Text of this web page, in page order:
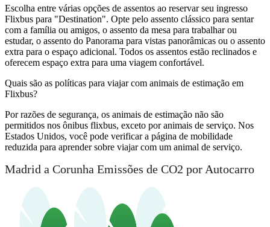
Escolha entre várias opções de assentos ao reservar seu ingresso
Flixbus para "Destination". Opte pelo assento clássico para sentar
com a família ou amigos, o assento da mesa para trabalhar ou
estudar, o assento do Panorama para vistas panorâmicas ou o assento
extra para o espaço adicional. Todos os assentos estão reclinados e
oferecem espaço extra para uma viagem confortável.
Quais são as políticas para viajar com animais de estimação em
Flixbus?
Por razões de segurança, os animais de estimação não são
permitidos nos ônibus flixbus, exceto por animais de serviço. Nos
Estados Unidos, você pode verificar a página de mobilidade
reduzida para aprender sobre viajar com um animal de serviço.
Madrid a Corunha Emissões de CO2 por Autocarro